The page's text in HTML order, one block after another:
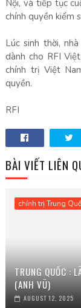
Nội, và tiếp tục
chính quyền kiểm
Lúc sinh thời,
dành cho RFI
chính trị Việt
quyền.
RFI
BÀI VIẾT LIÊN
chính trị Trung
TRUNG QUỐC :
(ANH VŨ)
AUGUST 12, 2025